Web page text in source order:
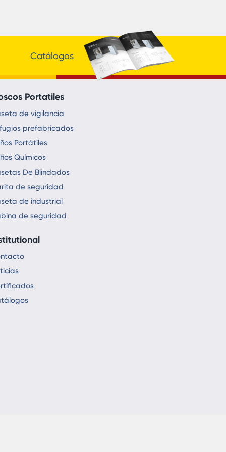
Catálogos
Portatiles
de vigilancia
prefabricados
Portátiles
Químicos
De Blindados
de seguridad
de industrial
de seguridad